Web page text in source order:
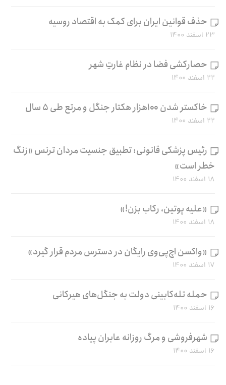
حذف قوانین ایران برای کمک به اقتصاد روسیه
۲۳ اسفند ۱۴۰۰
حصارکشی فضا در نظام غارتِ شهر
۲۲ اسفند ۱۴۰۰
خاکستر شدن ۱۰۰هزار هکتار جنگل و مرتع طی ۵ سال
۲۲ اسفند ۱۴۰۰
رئیس پزشکی قانونی: تطبیق جنسیت مردان ترنس «زنگ
خطر است»
۱۸ اسفند ۱۴۰۰
«علیه پوتین، رکاب بزن!»
۱۸ اسفند ۱۴۰۰
«واکسن اچ‌پی‌وی رایگان در دسترس مردم قرار گیرد»
۱۷ اسفند ۱۴۰۰
حمله تله‌کابینی دولت به جنگل‌های هیرکانی
۱۶ اسفند ۱۴۰۰
شهرفروشی و مرگ روزانه عابران پیاده
۱۶ اسفند ۱۴۰۰